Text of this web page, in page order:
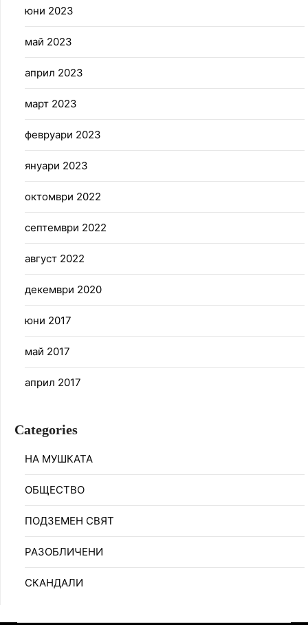
юни 2023
май 2023
април 2023
март 2023
февруари 2023
януари 2023
октомври 2022
септември 2022
август 2022
декември 2020
юни 2017
май 2017
април 2017
Categories
НА МУШКАТА
ОБЩЕСТВО
ПОДЗЕМЕН СВЯТ
РАЗОБЛИЧЕНИ
СКАНДАЛИ